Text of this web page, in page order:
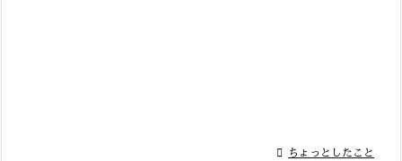
 ちょっとしたこと